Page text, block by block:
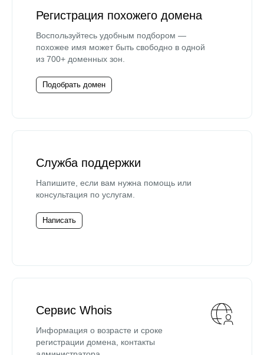
Регистрация похожего домена
Воспользуйтесь удобным подбором —
похожее имя может быть свободно в одной
из 700+ доменных зон.
Подобрать домен
Служба поддержки
Напишите, если вам нужна помощь или
консультация по услугам.
Написать
Сервис Whois
Информация о возрасте и сроке
регистрации домена, контакты